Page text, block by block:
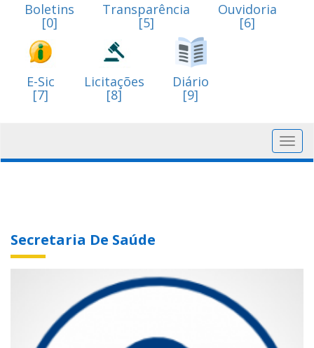
Boletins
[0]
Transparência
[5]
Ouvidoria
[6]
E-Sic
[7]
Licitações
[8]
Diário
[9]
Secretaria De Saúde